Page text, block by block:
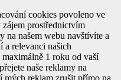
cookies povoleno ve
prostřednictvím
na našem webu navštívíte a
a relevanci našich
1 roku od vaší
naše reklamy na
mých reklam zrušit přímo na